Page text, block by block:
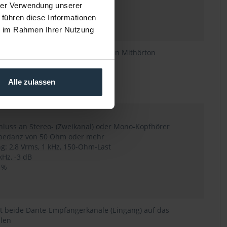
Verwendung unserer
diese Informationen
Rahmen Ihrer Nutzung
Alle zulassen
Senderkanal (Ausgang) und den Mithörton
Nennpegel (-19 dBFS)
Kompressor
an Stereo- (Zweikanal) oder Mono-Kopfhörer
von 50 Ohm oder mehr
2,8 Vrms, 1 kHz, 150-Ohm-Last
-3 dB
Dante-Empfängerkanäle (Eingang) auf das